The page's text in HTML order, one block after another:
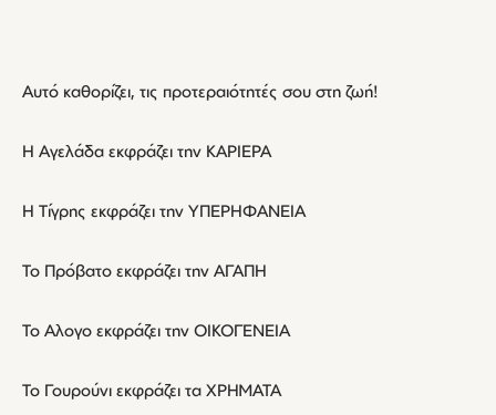
Αυτό καθορίζει, τις προτεραιότητές σου στη ζωή!
Η Αγελάδα εκφράζει την ΚΑΡΙΕΡΑ
Η Τίγρης εκφράζει την ΥΠΕΡΗΦΑΝΕΙΑ
Το Πρόβατο εκφράζει την ΑΓΑΠΗ
Το Αλογο εκφράζει την ΟΙΚΟΓΕΝΕΙΑ
Το Γουρούνι εκφράζει τα ΧΡΗΜΑΤΑ